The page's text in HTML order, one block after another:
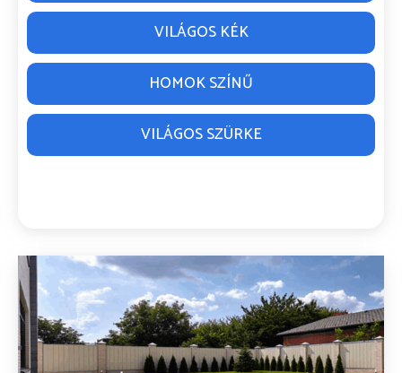
VILÁGOS KÉK
HOMOK SZÍNŰ
VILÁGOS SZÜRKE